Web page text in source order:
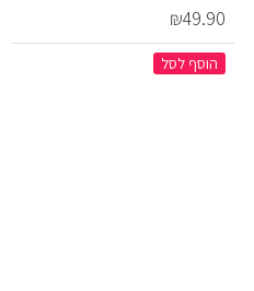
₪49.90
הוסף לסל